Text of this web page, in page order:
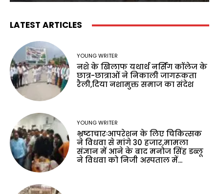
LATEST ARTICLES
YOUNG WRITER
नशे के खिलाफ यथार्थ नर्सिंग कॉलेज के
छात्र-छात्राओं ने निकाली जागरूकता
रैली,दिया नशामुक्त समाज का संदेश
YOUNG WRITER
भ्रष्टाचारःआपरेशन के लिए चिकित्सक
ने विधवा से मांगे 30 हजार,मामला
संज्ञान में आने के बाद मनोज सिंह डब्लू
ने विधवा को निजी अस्पताल में...